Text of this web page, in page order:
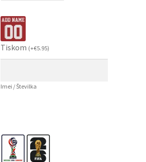
Tiskom (+€5.95)
Imei / Številka